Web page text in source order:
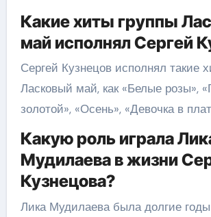
Какие хиты группы
май исполнял Сергей
Сергей Кузнецов исполнял такие
Ласковый май, как «Белые розы»,
золотой», «Осень», «Девочка в
Какую роль играла
Мудилаева в жизни
Кузнецова?
Лика Мудилаева была долгие